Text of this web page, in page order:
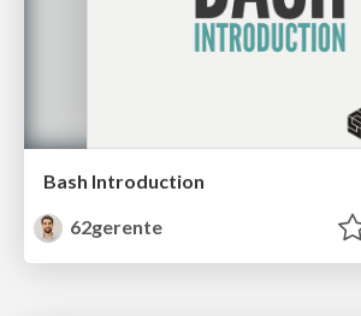
Bash Introduction
62gerente